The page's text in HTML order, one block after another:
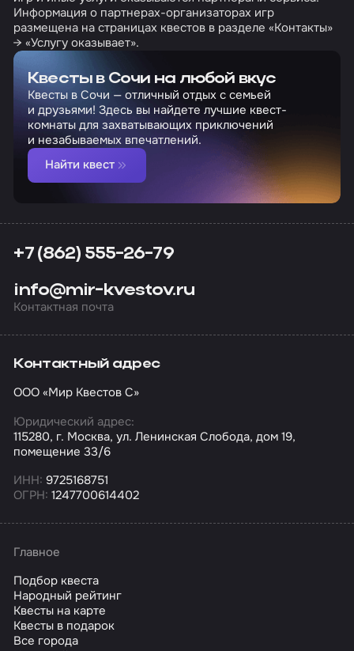
Информация о партнерах-организаторах игр
размещена на страницах квестов в разделе «Контакты»
→ «Услугу оказывает».
Квесты в Сочи на любой вкус
Квесты в Сочи — отличный отдых с семьей
и друзьями! Здесь вы найдете лучшие квест-
комнаты для захватывающих приключений
и незабываемых впечатлений.
Найти квест
+7 (862) 555-26-79
info@mir-kvestov.ru
Контактная почта
Контактный адрес
ООО «Мир Квестов С»
Юридический адрес:
115280, г. Москва, ул. Ленинская Слобода, дом 19,
помещение 33/6
ИНН: 9725168751
ОГРН: 1247700614402
Главное
Подбор квеста
Народный рейтинг
Квесты на карте
Квесты в подарок
Все города